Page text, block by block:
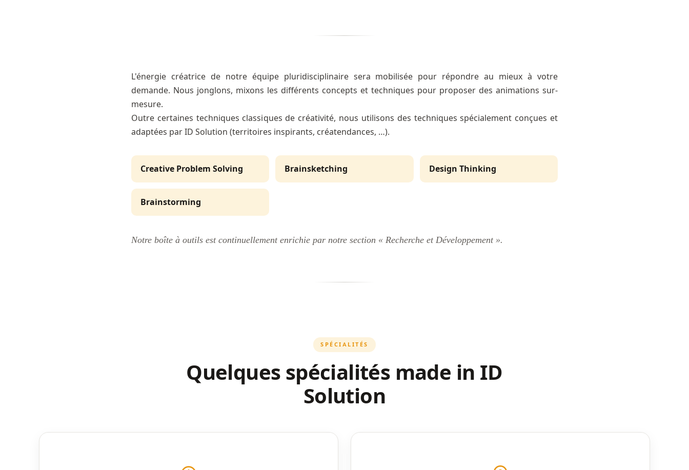
L'énergie créatrice de notre équipe pluridisciplinaire sera mobilisée pour répondre au mieux à votre
demande. Nous jonglons, mixons les différents concepts et techniques pour proposer des animations sur-
mesure.
Outre certaines techniques classiques de créativité, nous utilisons des techniques spécialement conçues et
adaptées par ID Solution (territoires inspirants, créatendances, …).
Creative Problem Solving Brainsketching Design Thinking
Brainstorming
Notre boîte à outils est continuellement enrichie par notre section « Recherche et Développement ».
SPÉCIALITÉS
Quelques spécialités made in ID
Solution